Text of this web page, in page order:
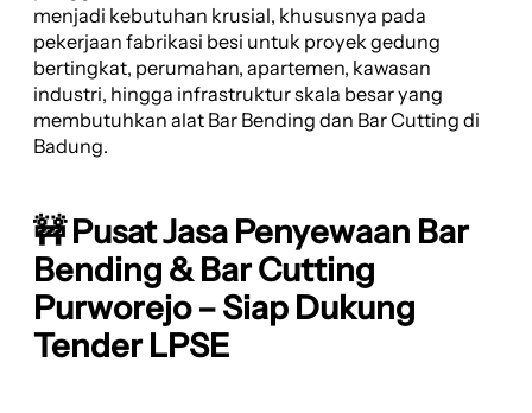
menjadi kebutuhan krusial, khususnya pada
pekerjaan fabrikasi besi untuk proyek gedung
bertingkat, perumahan, apartemen, kawasan
industri, hingga infrastruktur skala besar yang
membutuhkan alat Bar Bending dan Bar Cutting di
Badung.
🚧 Pusat Jasa Penyewaan Bar
Bending & Bar Cutting
Purworejo – Siap Dukung
Tender LPSE